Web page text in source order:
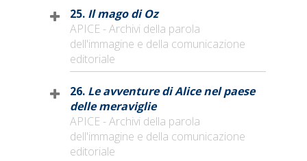
25. Il mago di Oz
APICE - Archivi della parola
dell'immagine e della comunicazione
editoriale
26. Le avventure di Alice nel paese
delle meraviglie
APICE - Archivi della parola
dell'immagine e della comunicazione
editoriale